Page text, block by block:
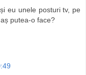
eu unele posturi tv, pe
putea-o face?